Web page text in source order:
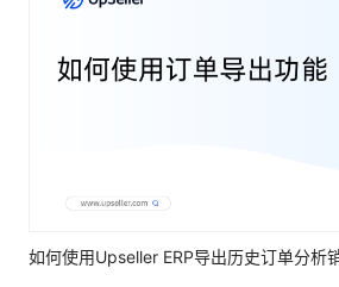
如何使用Upseller ERP导出历史订单分析